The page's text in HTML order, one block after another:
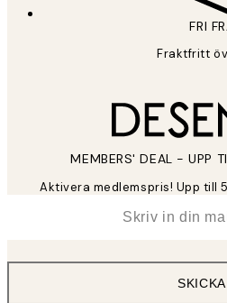
FRI
Fraktfritt
MEMBERS' DEAL - UPP
Aktivera medlemspris! Upp till
SKICKA